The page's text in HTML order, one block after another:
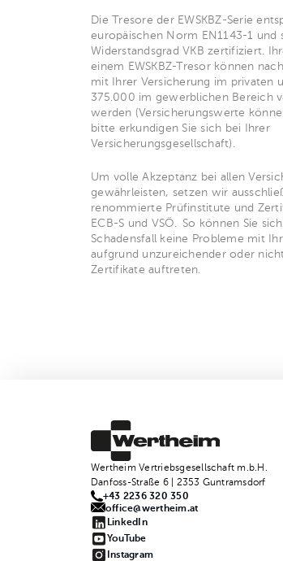
Die Tresore der EWSKBZ-Serie
europäischen Norm EN1143-1 und
Widerstandsgrad VKB zertifiziert.
einem EWSKBZ-Tresor können
mit Ihrer Versicherung im privaten
375.000 im gewerblichen Bereich
werden (Versicherungswerte
bitte erkundigen Sie sich bei Ihrer
Versicherungsgesellschaft).
Um volle Akzeptanz bei allen
gewährleisten, setzen wir
renommierte Prüfinstitute und
ECB-S und VSÖ. So können Sie
Schadensfall keine Probleme mit
aufgrund unzureichender oder
Zertifikate auftreten.
Wertheim Vertriebsgesellschaft m.b.H.
Danfoss-Straße 6 | 2353 Guntramsdorf
+43 2236 320 350
office@wertheim.at
LinkedIn
YouTube
Instagram